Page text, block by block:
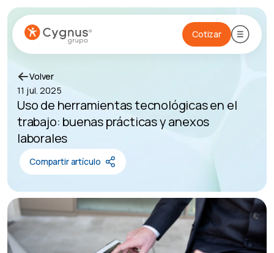
Cotizar
Volver
11 jul. 2025
Uso de herramientas tecnológicas en el
trabajo: buenas prácticas y anexos
laborales
Compartir artículo